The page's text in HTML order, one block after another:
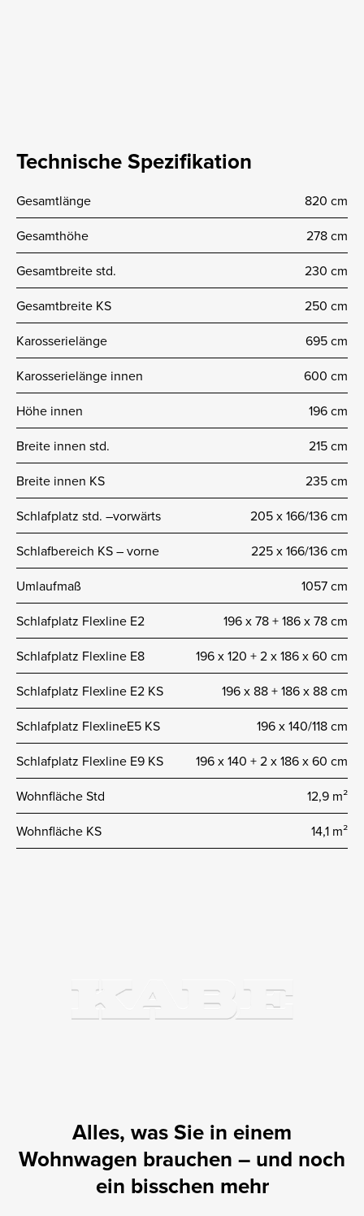
Technische Spezifikation
Gesamtlänge
820 cm
Gesamthöhe
278 cm
Gesamtbreite std.
230 cm
Gesamtbreite KS
250 cm
Karosserielänge
695 cm
Karosserielänge innen
600 cm
Höhe innen
196 cm
Breite innen std.
215 cm
Breite innen KS
235 cm
Schlafplatz std. –vorwärts
205 x 166/136 cm
Schlafbereich KS – vorne
225 x 166/136 cm
Umlaufmaß
1057 cm
Schlafplatz Flexline E2
196 x 78 + 186 x 78 cm
Schlafplatz Flexline E8
196 x 120 + 2 x 186 x 60 cm
Schlafplatz Flexline E2 KS
196 x 88 + 186 x 88 cm
Schlafplatz FlexlineE5 KS
196 x 140/118 cm
Schlafplatz Flexline E9 KS
196 x 140 + 2 x 186 x 60 cm
Wohnfläche Std
12,9 m²
Wohnfläche KS
14,1 m²
Alles, was Sie in einem
Wohnwagen brauchen – und noch
ein bisschen mehr